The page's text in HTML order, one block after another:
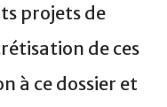
projets de
de ces
à ce dossier et